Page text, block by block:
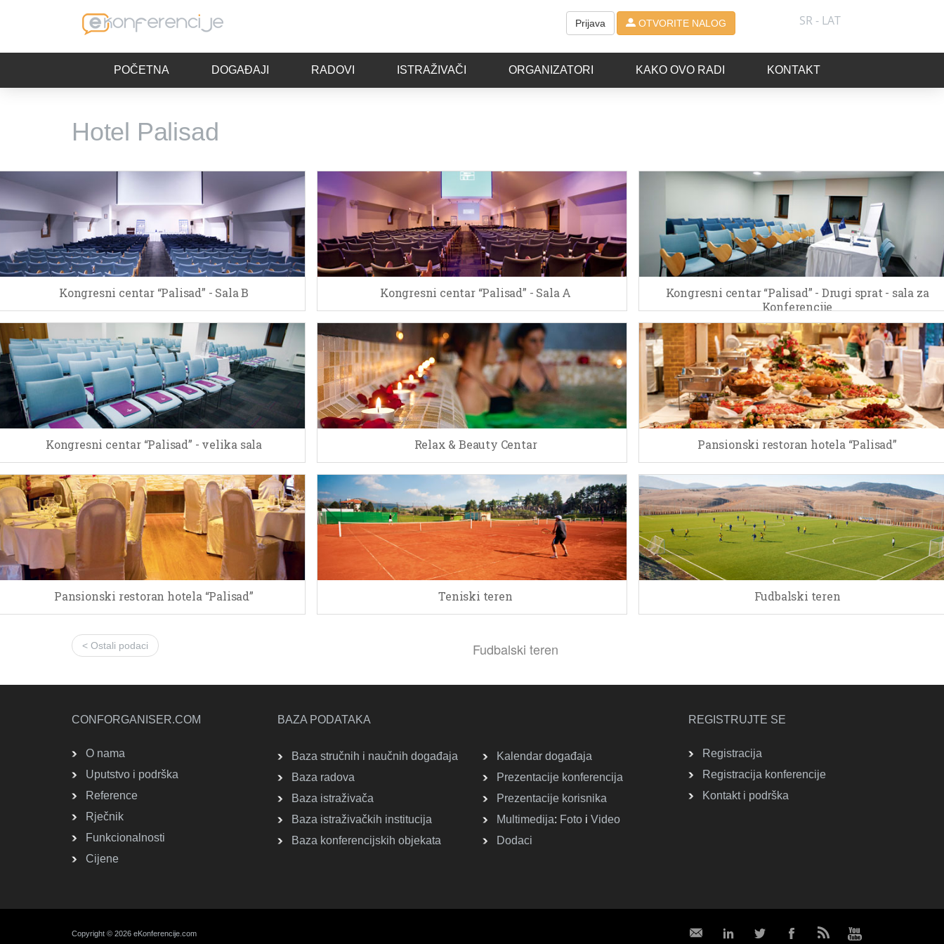
Prijava OTVORITE NALOG SR - LAT
POČETNA DOGAĐAJI RADOVI ISTRAŽIVAČI ORGANIZATORI KAKO OVO RADI KONTAKT
Hotel Palisad
Kongresni centar “Palisad” - Sala B Kongresni centar “Palisad” - Sala A
Kongresni centar “Palisad” - Drugi sprat - sala za
Konferencije
Kongresni centar “Palisad” - velika sala Relax & Beauty Centar Pansionski restoran hotela “Palisad”
Pansionski restoran hotela “Palisad” Teniski teren Fudbalski teren
< Ostali podaci Fudbalski teren
CONFORGANISER.COM
O nama
Uputstvo i podrška
Reference
Rječnik
Funkcionalnosti
Cijene
BAZA PODATAKA
Baza stručnih i naučnih događaja
Baza radova
Baza istraživača
Baza istraživačkih institucija
Baza konferencijskih objekata
Kalendar događaja
Prezentacije konferencija
Prezentacije korisnika
Multimedija: Foto i Video
Dodaci
REGISTRUJTE SE
Registracija
Registracija konferencije
Kontakt i podrška
Copyright © 2026 eKonferencije.com